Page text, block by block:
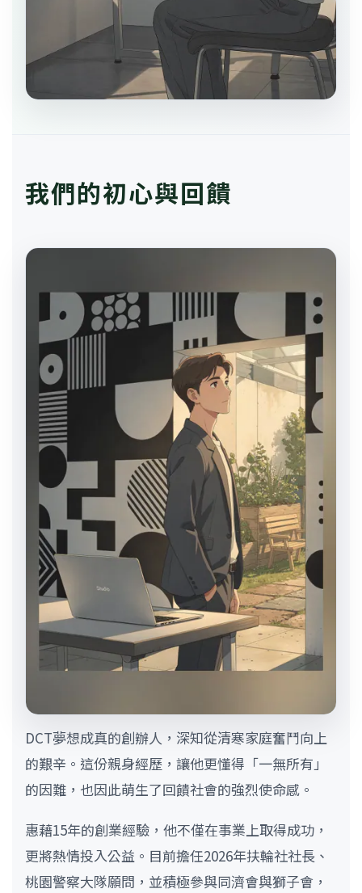
我們的初心與回饋
DCT夢想成真的創辦人，深知從清寒家庭奮鬥向上
的艱辛。這份親身經歷，讓他更懂得「一無所有」
的因難，也因此萌生了回饋社會的強烈使命感。
惠藉15年的創業經驗，他不僅在事業上取得成功，
更將熱情投入公益。目前擔任2026年扶輪社社長、
桃園警察大隊願問，並積極參與同濟會與獅子會，